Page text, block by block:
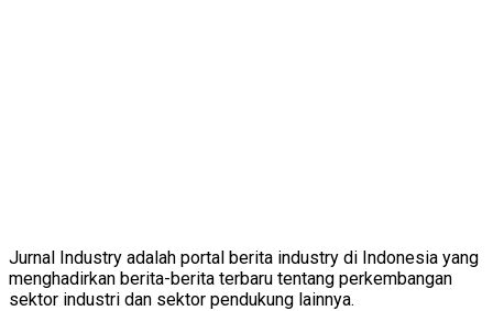
Jurnal Industry adalah portal berita industry di Indonesia yang
menghadirkan berita-berita terbaru tentang perkembangan
sektor industri dan sektor pendukung lainnya.